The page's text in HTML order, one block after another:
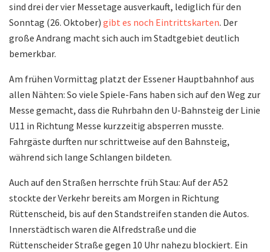
sind drei der vier Messetage ausverkauft, lediglich für den
Sonntag (26. Oktober) gibt es noch Eintrittskarten. Der
große Andrang macht sich auch im Stadtgebiet deutlich
bemerkbar.
Am frühen Vormittag platzt der Essener Hauptbahnhof aus
allen Nähten: So viele Spiele-Fans haben sich auf den Weg zur
Messe gemacht, dass die Ruhrbahn den U-Bahnsteig der Linie
U11 in Richtung Messe kurzzeitig absperren musste.
Fahrgäste durften nur schrittweise auf den Bahnsteig,
während sich lange Schlangen bildeten.
Auch auf den Straßen herrschte früh Stau: Auf der A52
stockte der Verkehr bereits am Morgen in Richtung
Rüttenscheid, bis auf den Standstreifen standen die Autos.
Innerstädtisch waren die Alfredstraße und die
Rüttenscheider Straße gegen 10 Uhr nahezu blockiert. Ein